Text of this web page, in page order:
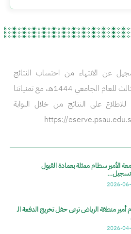
عن الانتهاء من احتساب النتائج
والمعدلات للفصل الدراسي الثالث للعام الجامعي 1444هـ، مع تمنياتنا
للاطلاع على النتائج من خلال البوابة
الأمير سطام ممثلة بعمادة القبول
2026-
أمير منطقة الرياض ترعى حفل تخريج الدفعة الـ
2026-